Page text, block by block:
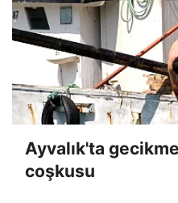
Ayvalık'ta
coşkusu